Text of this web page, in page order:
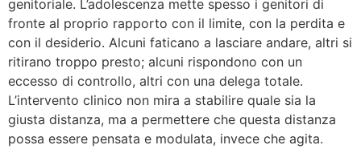
genitoriale. L’adolescenza mette spesso i genitori di
fronte al proprio rapporto con il limite, con la perdita e
con il desiderio. Alcuni faticano a lasciare andare, altri si
ritirano troppo presto; alcuni rispondono con un
eccesso di controllo, altri con una delega totale.
L’intervento clinico non mira a stabilire quale sia la
giusta distanza, ma a permettere che questa distanza
possa essere pensata e modulata, invece che agita.